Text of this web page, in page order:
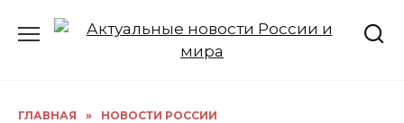
ГЛАВНАЯ » НОВОСТИ РОССИИ